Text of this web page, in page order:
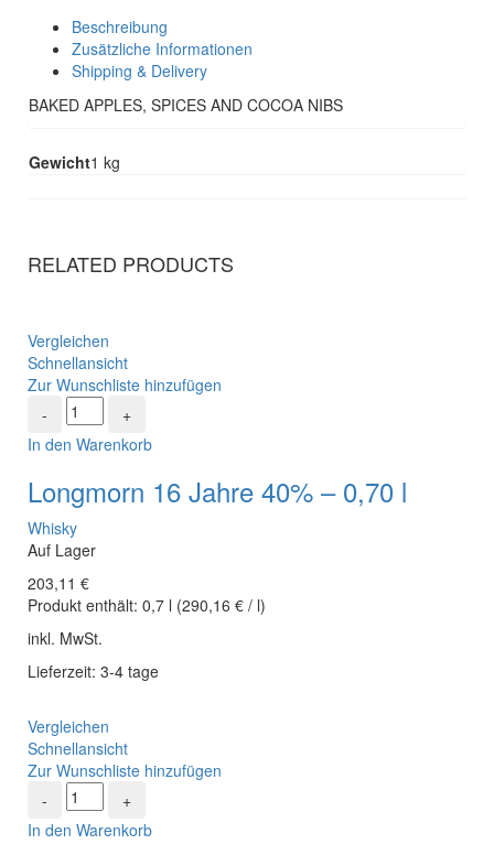
Beschreibung
Zusätzliche Informationen
Shipping & Delivery
BAKED APPLES, SPICES AND COCOA NIBS
Gewicht1 kg
RELATED PRODUCTS
Vergleichen
Schnellansicht
Zur Wunschliste hinzufügen
In den Warenkorb
Longmorn 16 Jahre 40% – 0,70 l
Whisky
Auf Lager
203,11 €
Produkt enthält: 0,7 l (290,16 € / l)
inkl. MwSt.
Lieferzeit: 3-4 tage
Vergleichen
Schnellansicht
Zur Wunschliste hinzufügen
In den Warenkorb